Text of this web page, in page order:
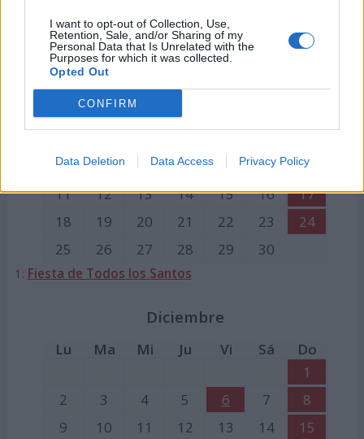
I want to opt-out of Collection, Use,
Retention, Sale, and/or Sharing of my
Personal Data that Is Unrelated with the
Purposes for which it was collected.
Opted Out
CONFIRM
Data Deletion Data Access Privacy Policy
30 31
Fiesta Nacional de España
Lu Ma Mi Ju
4
5 7 8 9
10
11
12 13 14 15 16
17
18
19 20 21 22 23
24
25
26 27 28 29 30
1: Fiesta de Todos los Santos
Diciembre
Lu Ma Mi Ju Vi Sá
Do
1
2
3 4 5 6 7
8
9
10 11 12 13 14
15